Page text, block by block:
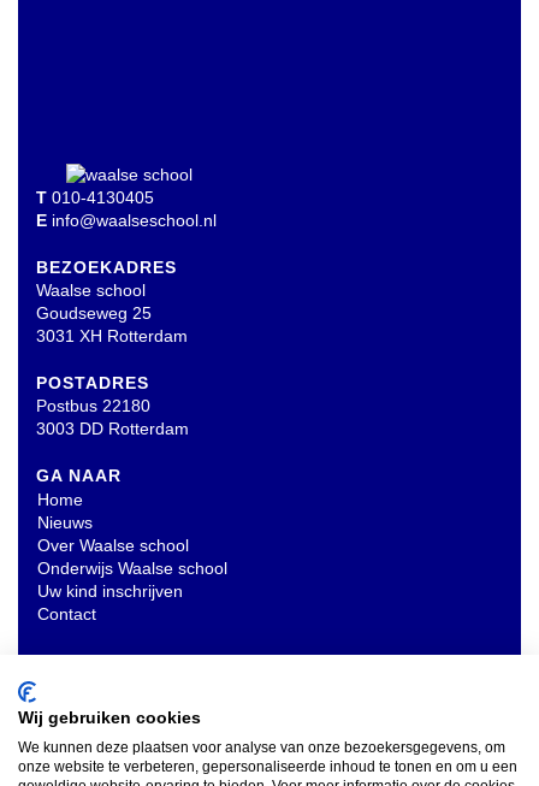
T 010-4130405
E info@waalseschool.nl
BEZOEKADRES
Waalse school
Goudseweg 25
3031 XH Rotterdam
POSTADRES
Postbus 22180
3003 DD Rotterdam
GA NAAR
Home
Nieuws
Over Waalse school
Onderwijs Waalse school
Uw kind inschrijven
Contact
INSCHRIJVEN NIEUWSBRIEF
Wij gebruiken cookies
We kunnen deze plaatsen voor analyse van onze bezoekersgegevens, om
onze website te verbeteren, gepersonaliseerde inhoud te tonen en om u een